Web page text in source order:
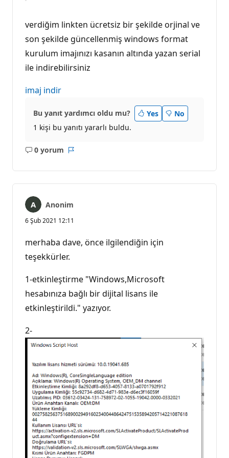
verdiğim linkten ücretsiz bir şekilde orjinal ve
son şekilde güncellenmiş windows format
kurulum imajınızı kasanın altında yazan serial
ile indirebilirsiniz
imaj indir
Bu yanıt yardımcı oldu mu? Yes
No
1 kişi bu yanıtı yararlı buldu.
0 yorum
Açıklama
Anonim
6 Şub 2021 12:11
merhaba dave, önce ilgilendiğin için
teşekkürler.
1-etkinleştirme "Windows,Microsoft
hesabınıza bağlı bir dijital lisans ile
etkinleştirildi." yazıyor.
2-